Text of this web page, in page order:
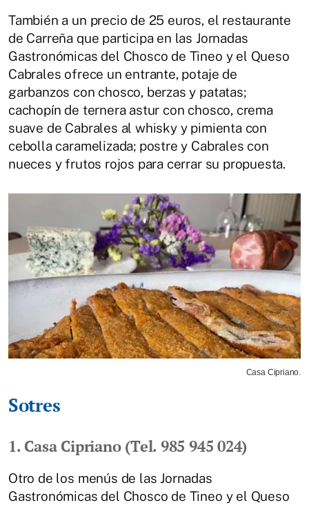
También a un precio de 25 euros, el restaurante
de Carreña que participa en las Jornadas
Gastronómicas del Chosco de Tineo y el Queso
Cabrales ofrece un entrante, potaje de
garbanzos con chosco, berzas y patatas;
cachopín de ternera astur con chosco, crema
suave de Cabrales al whisky y pimienta con
cebolla caramelizada; postre y Cabrales con
nueces y frutos rojos para cerrar su propuesta.
Casa Cipriano.
Sotres
1. Casa Cipriano (Tel. 985 945 024)
Otro de los menús de las Jornadas
Gastronómicas del Chosco de Tineo y el Queso